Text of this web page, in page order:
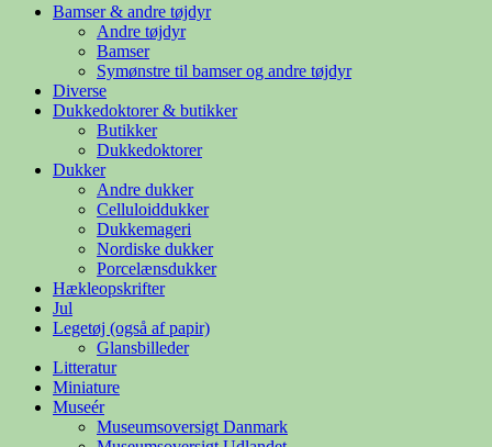
Bamser & andre tøjdyr
Andre tøjdyr
Bamser
Symønstre til bamser og andre tøjdyr
Diverse
Dukkedoktorer & butikker
Butikker
Dukkedoktorer
Dukker
Andre dukker
Celluloiddukker
Dukkemageri
Nordiske dukker
Porcelænsdukker
Hækleopskrifter
Jul
Legetøj (også af papir)
Glansbilleder
Litteratur
Miniature
Museér
Museumsoversigt Danmark